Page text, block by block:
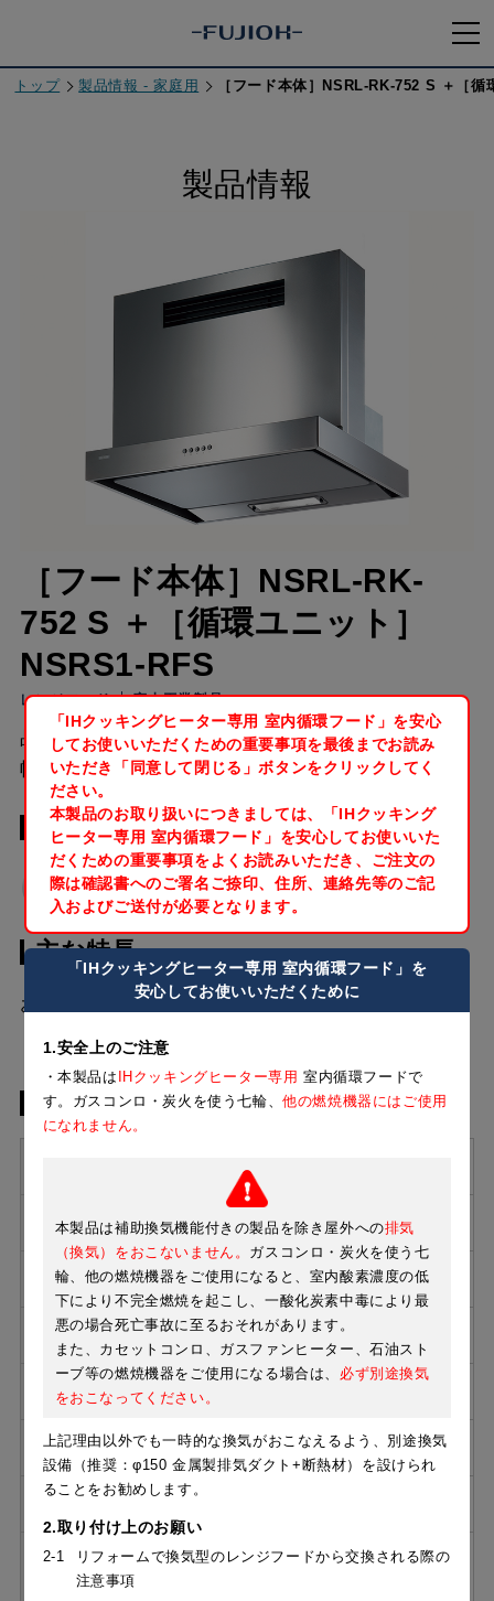
トップ 製品情報 - 家庭用 ［フード本体］NSRL-RK-752 S ＋［
製品情報
［フード本体］NSRL-RK-
752 S ＋［循環ユニット］
NSRS1-RFS
レンジフード 富士工業製品
品目コード
幅[mm]
600/750/900
カラーバリエーション
シルバーメタ
リック
ステンレス
主な特長
お掃除がカンタン 省エネ
製品スペック
室内循環フード
奥行[mm] 640
取付方法 壁面取付け
形状 スリム型
ファンの形状
電源プラグ 3心
備考
［フード本体］NSRL-
「IHクッキングヒーター専用 室内循環フード」を安心
してお使いいただくための重要事項を最後までお読み
いただき「同意して閉じる」ボタンをクリックしてく
ださい。
本製品のお取り扱いにつきましては、「IHクッキング
ヒーター専用 室内循環フード」を安心してお使いいた
だくための重要事項をよくお読みいただき、 ご注文の
際は確認書へのご署名ご捺印、住所、連絡先等のご記
入およびご送付が必要となります。
「IHクッキングヒーター専用 室内循環フード」を
安心してお使いいただくために
1.安全上のご注意
・本製品は IHクッキングヒーター専用 室内循環フードで
す。ガスコンロ・炭火を使う七輪、他の燃焼機器にはご使用
になれません。
本製品は補助換気機能付きの製品を除き屋外への排気
（換気）をおこないません。 ガスコンロ・炭火を使う七
輪、他の燃焼機器をご使用になると、室内酸素濃度の低
下により不完全燃焼を起こし、一酸化炭素中毒により最
悪の場合死亡事故に至るおそれがあります。
また、カセットコンロ、ガスファンヒーター、石油スト
ーブ等の燃焼機器をご使用になる場合は、 必ず別途換気
をおこなってください。
上記理由以外でも一時的な換気がおこなえるよう、別途換気
設備（推奨：φ150 金属製排気ダクト+断熱材）を設けられ
ることをお勧めします。
2.取り付け上のお願い
2-1
リフォームで換気型のレンジフードから交換される際の
注意事項